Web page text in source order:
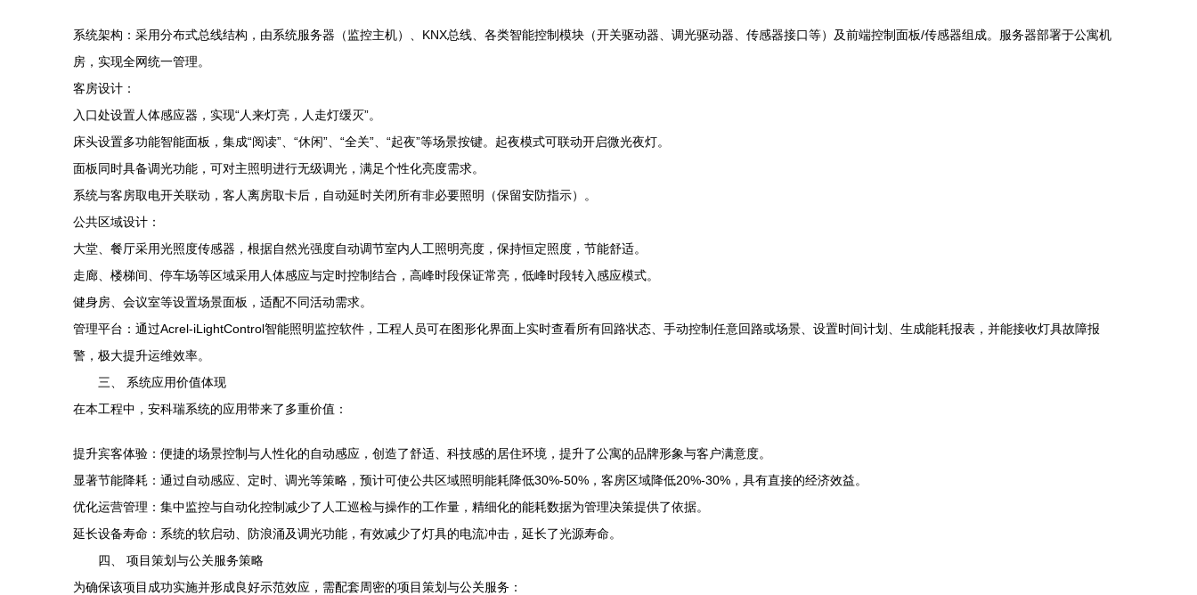
系统架构：采用分布式总线结构，由系统服务器（监控主机）、KNX总线、各类智能控制模块（开关驱动器、调光驱动器、传感器接口等）及前端控制面板/传感器组成。服务器部署于公寓机
房，实现全网统一管理。
客房设计：
入口处设置人体感应器，实现“人来灯亮，人走灯缓灭”。
床头设置多功能智能面板，集成“阅读”、“休闲”、“全关”、“起夜”等场景按键。起夜模式可联动开启微光夜灯。
面板同时具备调光功能，可对主照明进行无级调光，满足个性化亮度需求。
系统与客房取电开关联动，客人离房取卡后，自动延时关闭所有非必要照明（保留安防指示）。
公共区域设计：
大堂、餐厅采用光照度传感器，根据自然光强度自动调节室内人工照明亮度，保持恒定照度，节能舒适。
走廊、楼梯间、停车场等区域采用人体感应与定时控制结合，高峰时段保证常亮，低峰时段转入感应模式。
健身房、会议室等设置场景面板，适配不同活动需求。
管理平台：通过Acrel-iLightControl智能照明监控软件，工程人员可在图形化界面上实时查看所有回路状态、手动控制任意回路或场景、设置时间计划、生成能耗报表，并能接收灯具故障报
警，极大提升运维效率。
三、 系统应用价值体现
在本工程中，安科瑞系统的应用带来了多重价值：
提升宾客体验：便捷的场景控制与人性化的自动感应，创造了舒适、科技感的居住环境，提升了公寓的品牌形象与客户满意度。
显著节能降耗：通过自动感应、定时、调光等策略，预计可使公共区域照明能耗降低30%-50%，客房区域降低20%-30%，具有直接的经济效益。
优化运营管理：集中监控与自动化控制减少了人工巡检与操作的工作量，精细化的能耗数据为管理决策提供了依据。
延长设备寿命：系统的软启动、防浪涌及调光功能，有效减少了灯具的电流冲击，延长了光源寿命。
四、 项目策划与公关服务策略
为确保该项目成功实施并形成良好示范效应，需配套周密的项目策划与公关服务：